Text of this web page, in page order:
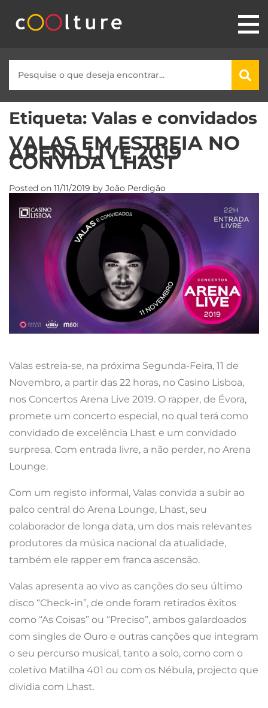
Etiqueta: Valas e convidados
VALAS EM ESTREIA NO
ARENA LIVE 2019
CONVIDA LHAST
Posted on 11/11/2019 by João Perdigão
Valas estreia-se, na próxima Segunda-Feira, 11 de
Novembro, a partir das 22 horas, no Casino Lisboa,
nos Concertos Arena Live 2019. O rapper, de Évora,
promete um concerto especial, no qual terá como
convidado de excelência Lhast e um convidado
surpresa. Com entrada livre, a não perder, no Arena
Lounge.
Com um registo informal, Valas convida a subir ao
palco central do Arena Lounge, Lhast, seu
colaborador de longa data, um dos mais relevantes
produtores da música nacional da atualidade,
também ele rapper em franca ascensão.
Valas apresenta ao vivo as canções do seu último
disco “Check-in”, de onde foram retirados êxitos
como “As Coisas” ou “Preciso”, ambos galardoados
com singles de Ouro e outras canções que integram
o seu percurso musical, tanto a solo, como com o
coletivo Matilha 401 ou com os Nébula, projecto que
dividia com Lhast.